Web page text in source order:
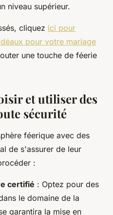
niveau supérieur.
cliquez ici pour
pour votre mariage
une touche de féerie
et utiliser des
sécurité
féerique avec des
de s'assurer de leur
:
certifié : Optez pour des
le domaine de la
garantira la mise en